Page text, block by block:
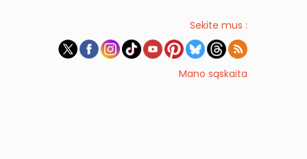
Sekite mus :
Mano sąskaita